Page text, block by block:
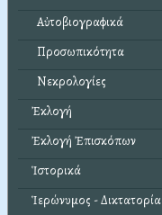
Αὐτοβιογραφικά
Προσωπικότητα
Νεκρολογίες
Ἐκλογή
Ἐκλογή Ἐπισκόπων
Ἱστορικά
Ἱερώνυμος - Δικτατορία